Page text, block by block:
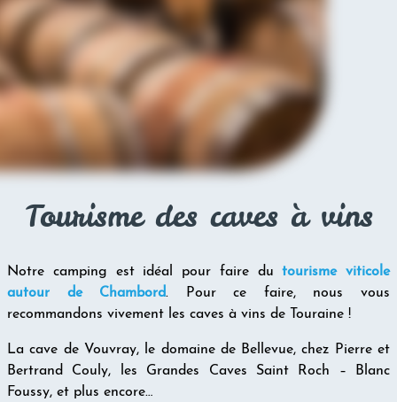
Tourisme des caves à vins
Notre camping est idéal pour faire dutourisme viticole
autour de Chambord. Pour ce faire, nous vous
recommandons vivement les caves à vins de Touraine !
La cave de Vouvray, le domaine de Bellevue, chez Pierre et
Bertrand Couly, les Grandes Caves Saint Roch – Blanc
Foussy, et plus encore…